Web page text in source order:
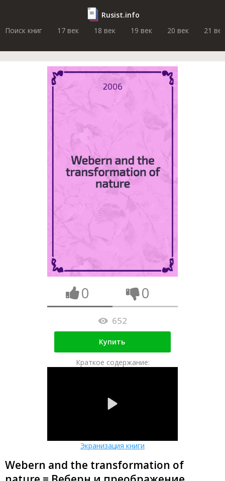
Rusist.info
Поиск книг
17 век 18 век 19 век 20 век 21 век
0 0
652
Купить
Краткое содержание:
Экранизация книги
Webern and the transformation of